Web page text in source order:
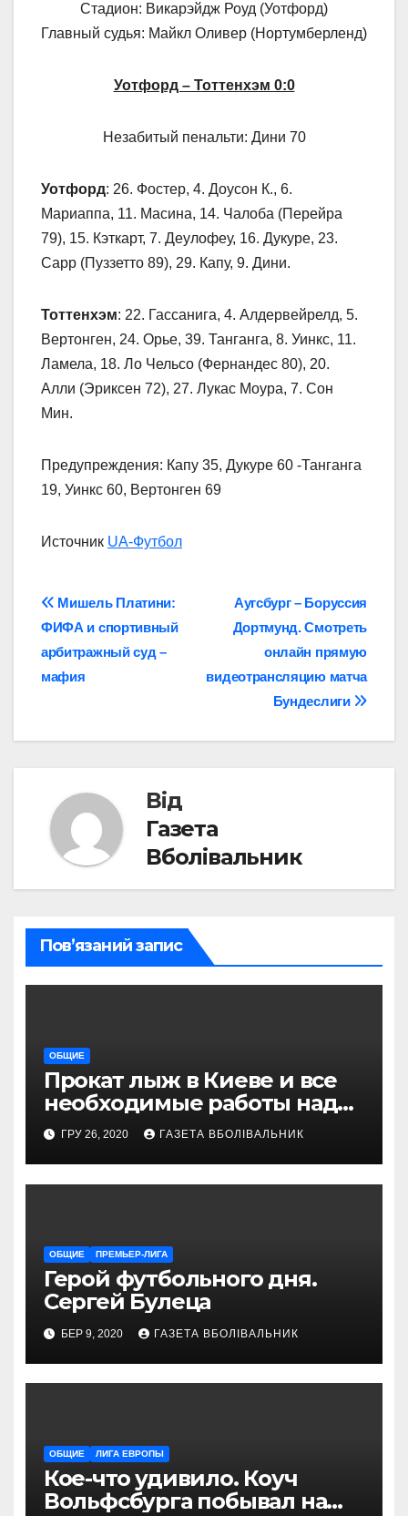
Стадион: Викарэйдж Роуд (Уотфорд)
Главный судья: Майкл Оливер (Нортумберленд)
Уотфорд – Тоттенхэм 0:0
Незабитый пенальти: Дини 70
Уотфорд: 26. Фостер, 4. Доусон К., 6.
Мариаппа, 11. Масина, 14. Чалоба (Перейра
79), 15. Кэткарт, 7. Деулофеу, 16. Дукуре, 23.
Сарр (Пуззетто 89), 29. Капу, 9. Дини.
Тоттенхэм: 22. Гассанига, 4. Алдервейрелд, 5.
Вертонген, 24. Орье, 39. Танганга, 8. Уинкс, 11.
Ламела, 18. Ло Чельсо (Фернандес 80), 20.
Алли (Эриксен 72), 27. Лукас Моура, 7. Сон
Мин.
Предупреждения: Капу 35, Дукуре 60 -Танганга
19, Уинкс 60, Вертонген 69
Источник UA-Футбол
Навігація
записів
Аугсбург – Боруссия
Дортмунд. Смотреть
онлайн прямую
видеотрансляцию матча
Бундеслиги
Мишель Платини:
ФИФА и спортивный
арбитражный суд –
мафия
Від
Газета
Вболівальник
Пов’язаний запис
ОБЩИЕ
Прокат лыж в Киеве и все
необходимые работы над
снаряжением, которое
проводит магазин
«VELOPARK»
ГРУ 26, 2020 ГАЗЕТА ВБОЛІВАЛЬНИК
ОБЩИЕ ПРЕМЬЕР-ЛИГА
Герой футбольного дня.
Сергей Булеца
БЕР 9, 2020 ГАЗЕТА ВБОЛІВАЛЬНИК
ОБЩИЕ ЛИГА ЕВРОПЫ
Кое-что удивило. Коуч
Вольфсбурга побывал на